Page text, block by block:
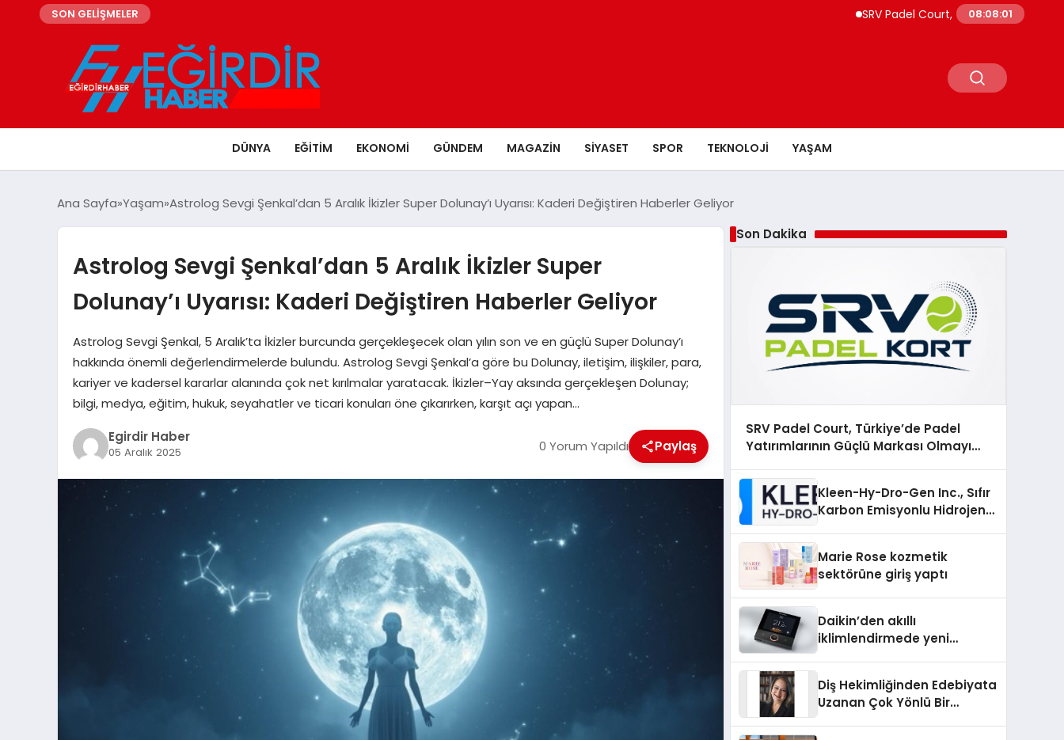
SON GELİŞMELER SRV Padel Court, Türkiye’de Padel
08:08:02
DÜNYA EĞITIM EKONOMI GÜNDEM MAGAZIN SIYASET SPOR TEKNOLOJI YAŞAM
Ana Sayfa Yaşam Astrolog Sevgi Şenkal’dan 5 Aralık İkizler Super Dolunay’ı Uyarısı: Kaderi Değiştiren Haberler Geliyor
Astrolog Sevgi Şenkal’dan 5 Aralık İkizler Super
Dolunay’ı Uyarısı: Kaderi Değiştiren Haberler Geliyor
Astrolog Sevgi Şenkal, 5 Aralık’ta İkizler burcunda gerçekleşecek olan yılın son ve en güçlü Super Dolunay’ı
hakkında önemli değerlendirmelerde bulundu. Astrolog Sevgi Şenkal’a göre bu Dolunay, iletişim, ilişkiler, para,
kariyer ve kadersel kararlar alanında çok net kırılmalar yaratacak. İkizler–Yay aksında gerçekleşen Dolunay;
bilgi, medya, eğitim, hukuk, seyahatler ve ticari konuları öne çıkarırken, karşıt açı yapan…
Egirdir Haber
05 Aralık 2025 0 Yorum Yapıldı Paylaş
Son Dakika
SRV Padel Court, Türkiye’de Padel
Yatırımlarının Güçlü Markası Olmayı
Kleen-Hy-Dro-Gen Inc., Sıfır
Karbon Emisyonlu Hidrojen
Aldı
Marie Rose kozmetik
sektörüne giriş yaptı
Daikin’den akıllı
iklimlendirmede yeni
Diş Hekimliğinden Edebiyata
Uzanan Çok Yönlü Bir